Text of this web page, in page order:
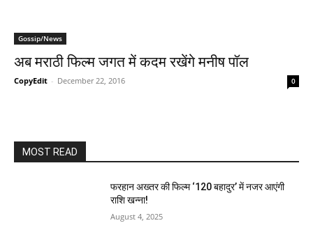
Gossip/News
अब मराठी फिल्‍म जगत में कदम रखेंगे मनीष पॉल
CopyEdit - December 22, 2016 0
MOST READ
फरहान अख्तर की फिल्म ‘120 बहादुर’ में नजर आएंगी
राशि खन्ना!
August 4, 2025